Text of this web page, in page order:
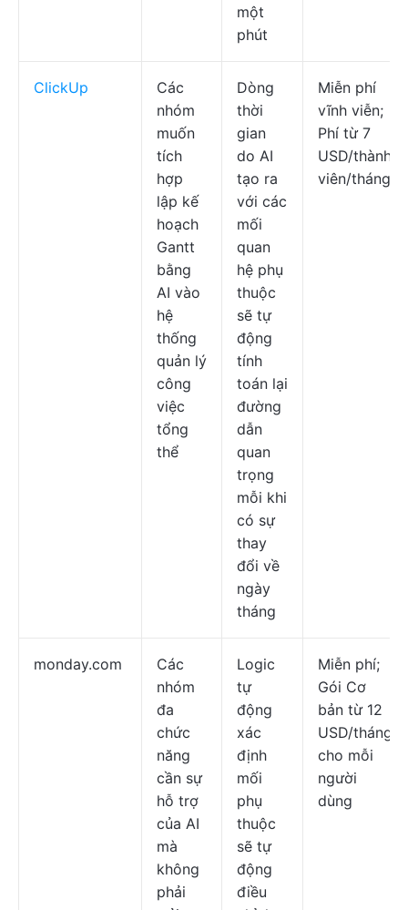
một
phút
ClickUp
Các
nhóm
muốn
tích
hợp
lập kế
hoạch
Gantt
bằng
AI vào
hệ
thống
quản lý
công
việc
tổng
thể
Dòng
thời
gian
do AI
tạo ra
với các
mối
quan
hệ phụ
thuộc
sẽ tự
động
tính
toán lại
đường
dẫn
quan
trọng
mỗi khi
có sự
thay
đổi về
ngày
tháng
Miễn phí
vĩnh viễn;
Phí từ 7
USD/thành
viên/tháng
monday.com
Các
nhóm
đa
chức
năng
cần sự
hỗ trợ
của AI
mà
không
phải
Logic
tự
động
xác
định
mối
phụ
thuộc
sẽ tự
động
điều
Miễn phí;
Gói Cơ
bản từ 12
USD/tháng
cho mỗi
người
dùng